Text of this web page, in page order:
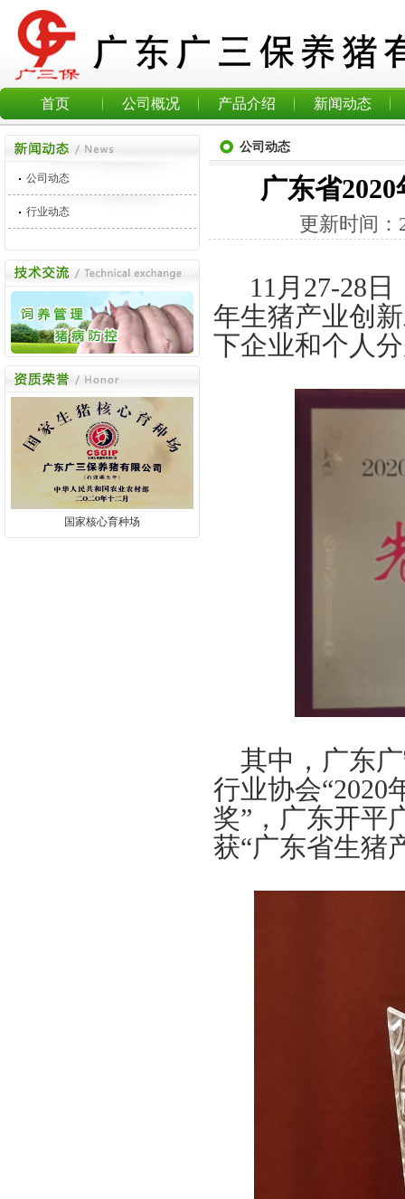
首页 公司概况 产品介绍 新闻动态
公司动态
行业动态
国家核心育种场
公司动态
广东省
更新时间：
11 月 27-28
年生猪产业创
下企业和个人
其中，广东
行业协会“2020
奖”，广东开平
获“广东省生猪